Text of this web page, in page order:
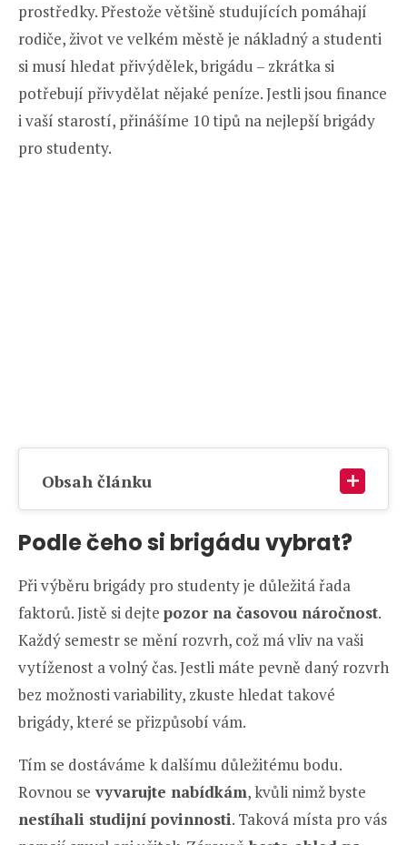
prostředky. Přestože většině studujících pomáhají
rodiče, život ve velkém městě je nákladný a studenti
si musí hledat přivýdělek, brigádu – zkrátka si
potřebují přivydělat nějaké peníze. Jestli jsou finance
i vaší starostí, přinášíme 10 tipů na nejlepší brigády
pro studenty.
Obsah článku
Podle čeho si brigádu vybrat?
Při výběru brigády pro studenty je důležitá řada
faktorů. Jistě si dejte pozor na časovou náročnost.
Každý semestr se mění rozvrh, což má vliv na vaši
vytíženost a volný čas. Jestli máte pevně daný rozvrh
bez možnosti variability, zkuste hledat takové
brigády, které se přizpůsobí vám.
Tím se dostáváme k dalšímu důležitému bodu.
Rovnou se vyvarujte nabídkám, kvůli nimž byste
nestíhali studijní povinnosti. Taková místa pro vás